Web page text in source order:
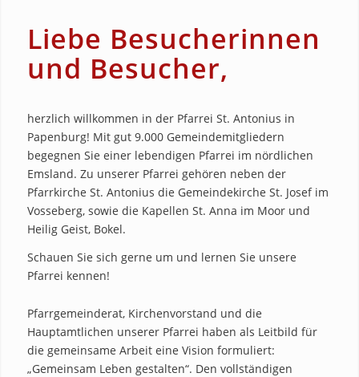
Liebe Besucherinnen
und Besucher,
herzlich willkommen in der Pfarrei St. Antonius in
Papenburg! Mit gut 9.000 Gemeindemitgliedern
begegnen Sie einer lebendigen Pfarrei im nördlichen
Emsland. Zu unserer Pfarrei gehören neben der
Pfarrkirche St. Antonius die Gemeindekirche St. Josef im
Vosseberg, sowie die Kapellen St. Anna im Moor und
Heilig Geist, Bokel.
Schauen Sie sich gerne um und lernen Sie unsere
Pfarrei kennen!
Pfarrgemeinderat, Kirchenvorstand und die
Hauptamtlichen unserer Pfarrei haben als Leitbild für
die gemeinsame Arbeit eine Vision formuliert:
„Gemeinsam Leben gestalten“. Den vollständigen